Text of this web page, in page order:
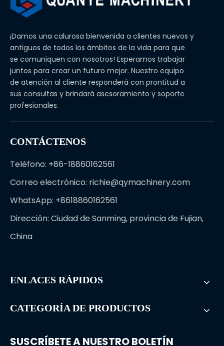
¡Damos una calurosa bienvenida a clientes nuevos y
antiguos de todos los ámbitos de la vida para que
se comuniquen con nosotros! Esperamos trabajar
juntos para crear un futuro mejor. Nuestro equipo
de atención al cliente responderá con prontitud a
sus consultas y brindará asesoramiento y soporte
profesionales.
CONTÁCTENOS
Teléfono: +86-18860162561
Correo electrónico: richie@qymachinery.com
WhatsApp: +8618860162561
Dirección: Ciudad de Sanming, provincia de Fujian,
China
ENLACES RÁPIDOS
CATEGORÍA DE PRODUCTOS
SUSCRÍBETE A NUESTRO BOLETÍN